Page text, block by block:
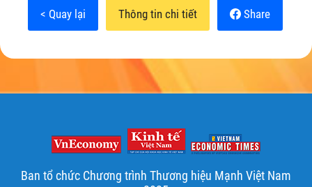
< Quay lại Thông tin chi tiết Share
Ban tổ chức Chương trình Thương hiệu Mạnh Việt Nam